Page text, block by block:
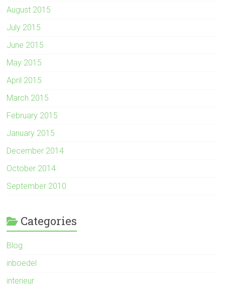
August 2015
July 2015
June 2015
May 2015
April 2015
March 2015
February 2015
January 2015
December 2014
October 2014
September 2010
Categories
Blog
inboedel
interieur